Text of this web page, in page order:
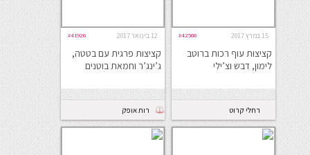
15 במרץ 2017 #42568
קציצות עוף רכות ברוטב
לימון, דבש וצ’ילי
רחלי קרוט
12 בינואר 2017 #41926
קציצות פרגית עם בטטה,
ג’ינג’ר וחמאת בוטנים
רות אופק